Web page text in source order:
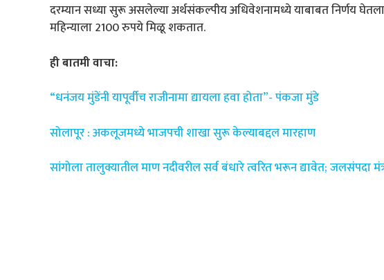
दरम्यान सध्या सुरू असलेल्या अर्थसंकल्पीय अधिवेशनामध्ये याबाबत निर्णय
महिन्याला 2100 रुपये मिळू शकतात.
ही बातमी वाचा:
“धनंजय मुंडेंनी यापूर्वीच राजीनामा द्यायला हवा होता”- पंकजा मुंडे
सोलापूर : अकलूजमध्ये भाजपची शाखा सुरू केल्याबद्दल मारहाण
सांगोला तालुक्यातील माण नदीवरील सर्व बंधारे त्वरित भरून द्यावेत; जलसंपदा